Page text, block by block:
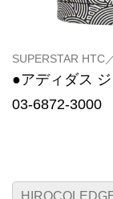
SUPERSTAR HTC
●アディダス
03-6872-3000